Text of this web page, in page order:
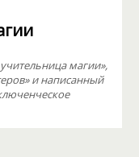
магии»,
и написанный